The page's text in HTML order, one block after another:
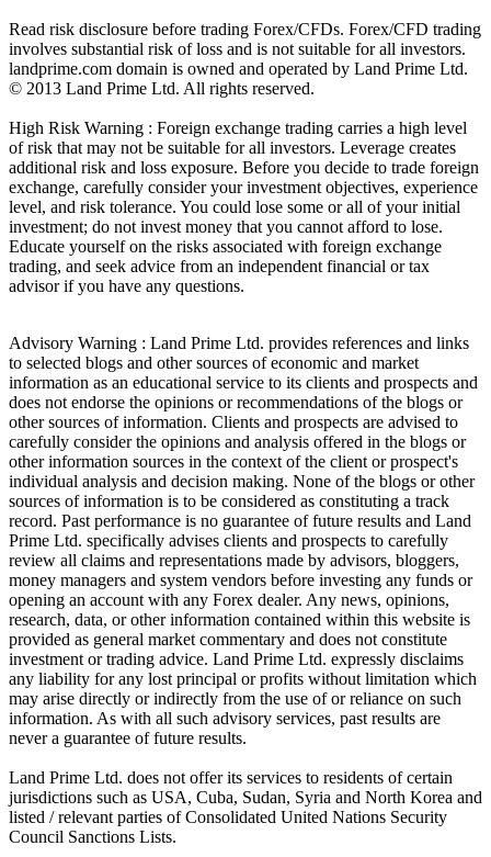
Read risk disclosure before trading Forex/CFDs. Forex/CFD trading
involves substantial risk of loss and is not suitable for all investors.
landprime.com domain is owned and operated by Land Prime Ltd.
© 2013 Land Prime Ltd. All rights reserved.
High Risk Warning : Foreign exchange trading carries a high level
of risk that may not be suitable for all investors. Leverage creates
additional risk and loss exposure. Before you decide to trade foreign
exchange, carefully consider your investment objectives, experience
level, and risk tolerance. You could lose some or all of your initial
investment; do not invest money that you cannot afford to lose.
Educate yourself on the risks associated with foreign exchange
trading, and seek advice from an independent financial or tax
advisor if you have any questions.
Advisory Warning : Land Prime Ltd. provides references and links
to selected blogs and other sources of economic and market
information as an educational service to its clients and prospects and
does not endorse the opinions or recommendations of the blogs or
other sources of information. Clients and prospects are advised to
carefully consider the opinions and analysis offered in the blogs or
other information sources in the context of the client or prospect's
individual analysis and decision making. None of the blogs or other
sources of information is to be considered as constituting a track
record. Past performance is no guarantee of future results and Land
Prime Ltd. specifically advises clients and prospects to carefully
review all claims and representations made by advisors, bloggers,
money managers and system vendors before investing any funds or
opening an account with any Forex dealer. Any news, opinions,
research, data, or other information contained within this website is
provided as general market commentary and does not constitute
investment or trading advice. Land Prime Ltd. expressly disclaims
any liability for any lost principal or profits without limitation which
may arise directly or indirectly from the use of or reliance on such
information. As with all such advisory services, past results are
never a guarantee of future results.
Land Prime Ltd. does not offer its services to residents of certain
jurisdictions such as USA, Cuba, Sudan, Syria and North Korea and
listed / relevant parties of Consolidated United Nations Security
Council Sanctions Lists.